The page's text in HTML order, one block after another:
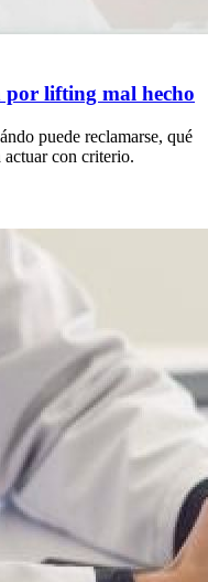
por lifting mal hecho
puede reclamarse, qué
actuar con criterio.